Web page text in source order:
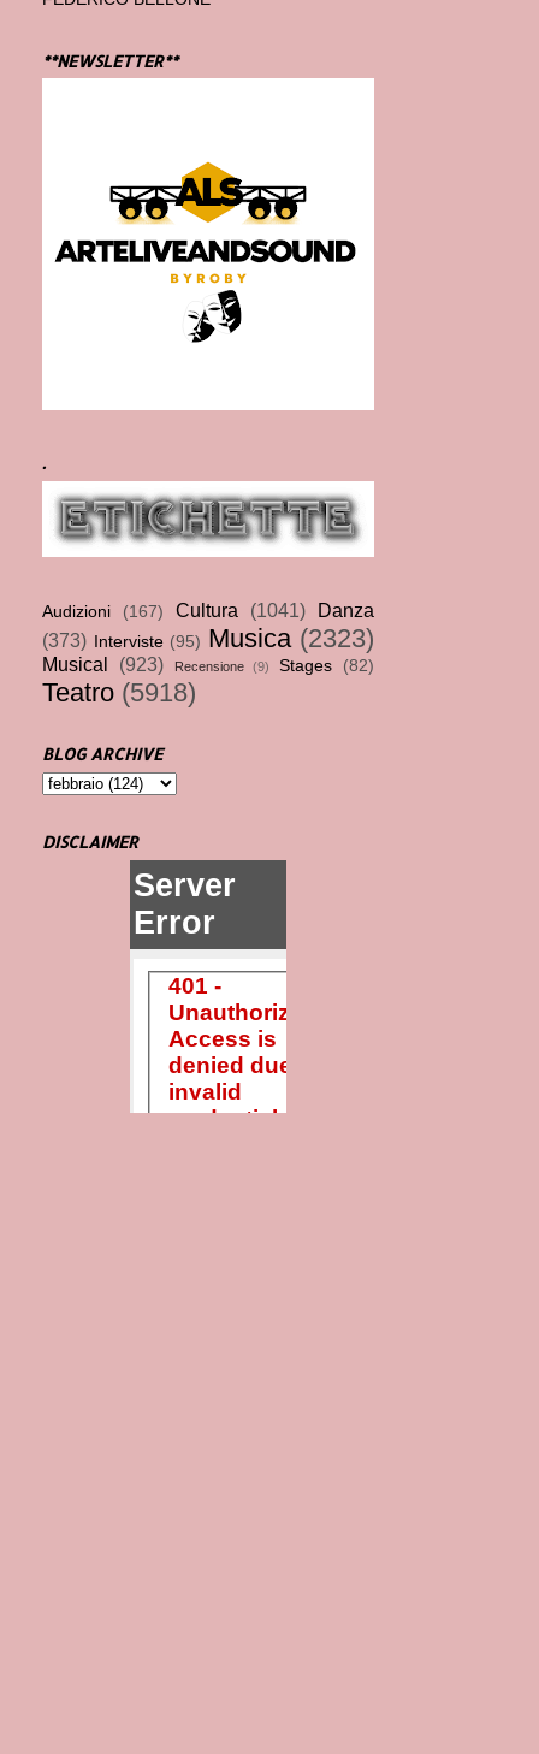
**NEWSLETTER**
.
Audizioni (167) Cultura (1041)
Danza
(373)
Interviste (95) Musica (2323)
Musical (923) Recensione (9) Stages (82)
Teatro (5918)
BLOG ARCHIVE
DISCLAIMER